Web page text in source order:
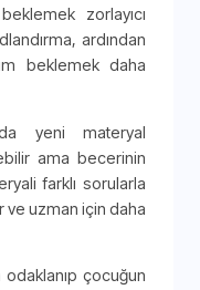
zorlayıcı
ardından
beklemek daha
yeni materyal
ama becerinin
farklı sorularla
ve uzman için daha
çocuğun